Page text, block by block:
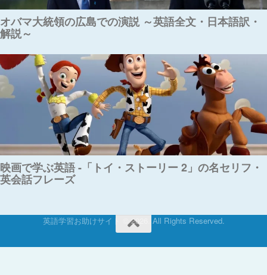
オバマ大統領の広島での演説 ～英語全文・日本語訳・
解説～
映画で学ぶ英語 -「トイ・ストーリー 2」の名セリフ・
英会話フレーズ
英語学習お助けサイト © 2026. All Rights Reserved.